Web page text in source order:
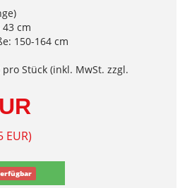
cm
150-164 cm
pro Stück (inkl. MwSt. zzgl.
EUR)